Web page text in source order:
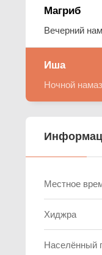
Магриб
Вечерний
Иша
Ночной намаз
Местное
Хиджра
Населённый